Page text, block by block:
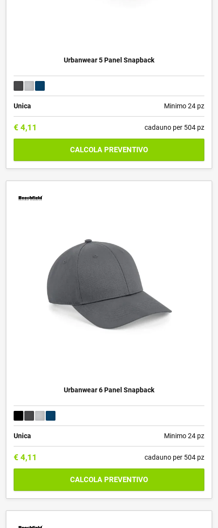
Urbanwear 5 Panel Snapback
Unica Minimo 24 pz
€ 4,11 cadauno per 504 pz
CALCOLA PREVENTIVO
Urbanwear 6 Panel Snapback
Unica Minimo 24 pz
€ 4,11 cadauno per 504 pz
CALCOLA PREVENTIVO